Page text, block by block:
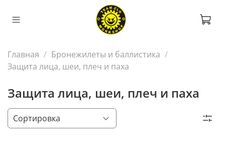
Главная
Бронежилеты и баллистика
Защита лица, шеи, плеч и паха
Защита лица, шеи, плеч и паха